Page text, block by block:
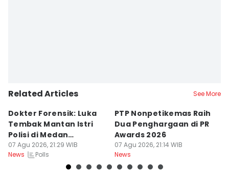
Related Articles See More
Dokter Forensik: Luka
Tembak Mantan Istri
Polisi di Medan
Berkarakter Tempel
07 Agu 2026, 21:29 WIB
News
Polls
PTP Nonpetikemas Raih
Dua Penghargaan di PR
Awards 2026
07 Agu 2026, 21:14 WIB
News